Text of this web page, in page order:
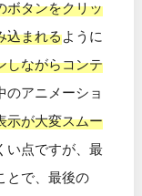
ボタンをクリッ
込まれるように
しながらコンテ
のアニメーショ
示が大変スムー
い点ですが、最
とで、最後の